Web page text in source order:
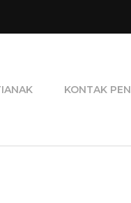
KONTAK